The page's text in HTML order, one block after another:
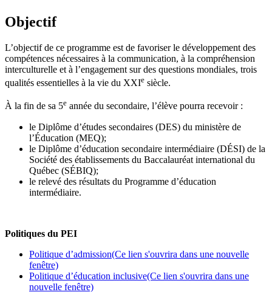
Objectif
L’objectif de ce programme est de favoriser le développement des
compétences nécessaires à la communication, à la compréhension
interculturelle et à l’engagement sur des questions mondiales, trois
qualités essentielles à la vie du XXIe siècle.
À la fin de sa 5e année du secondaire, l’élève pourra recevoir :
le Diplôme d’études secondaires (DES) du ministère de
l’Éducation (MEQ);
le Diplôme d’éducation secondaire intermédiaire (DÉSI) de la
Société des établissements du Baccalauréat international du
Québec (SÉBIQ);
le relevé des résultats du Programme d’éducation
intermédiaire.
Politiques du PEI
Politique d’admission(Ce lien s'ouvrira dans une nouvelle
fenêtre)
Politique d’éducation inclusive(Ce lien s'ouvrira dans une
nouvelle fenêtre)